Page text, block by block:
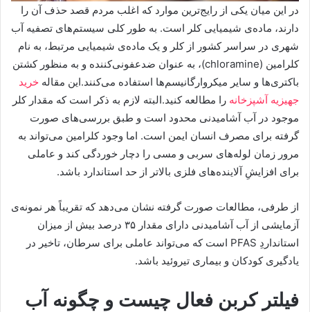
در این میان یکی از رایج‌ترین موارد که اغلب مردم قصد حذف آن را
دارند، ماده‌ی شیمیایی کلر است. به طور کلی سیستم‌های تصفیه آب
شهری در سراسر کشور از کلر و یک ماده‌ی شیمیایی مرتبط، به نام
کلرامین (chloramine)، به عنوان ضدعفونی‌کننده و به منظور کشتن
باکتری‌ها و سایر میکروارگانیسم‌ها استفاده می‌کنند.این مقاله خرید
جهیزیه آشپزخانه را مطالعه کنید.البته لازم به ذکر است که مقدار کلر
موجود در آب آشامیدنی محدود است و طبق بررسی‌های صورت
گرفته برای مصرف انسان ایمن است. اما وجود کلرامین می‌تواند به
مرور زمان لوله‌های سربی و مسی را دچار خوردگی کند و عاملی
برای افزایشِ آلاینده‌های فلزی بالاتر از حد استاندارد باشد.
از طرفی، مطالعات صورت گرفته نشان می‌دهد که تقریباً هر نمونه‌ی
آزمایشی از آب آشامیدنی دارای مقدار ۳۵ درصد بیش از میزان
استانداردِ PFAS است که می‌تواند عاملی برای سرطان، تاخیر در
یادگیری کودکان و بیماری تیروئید باشد.
فیلتر کربن فعال چیست و چگونه آب